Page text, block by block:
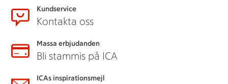
Kundservice
Kontakta oss
Massa erbjudanden
Bli stammis på ICA
ICAs inspirationsmejl